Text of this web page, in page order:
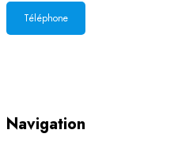
Téléphone
Navigation